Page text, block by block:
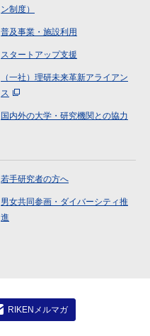
ン制度）
普及事業・施設利用
スタートアップ支援
（一社）理研未来革新アライアン
ス
国内外の大学・研究機関との協力
若手研究者の方へ
男女共同参画・ダイバーシティ推
進
RIKENメルマガ